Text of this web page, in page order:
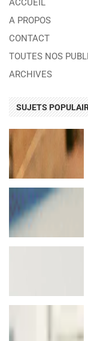
ACCUEIL
A PROPOS
CONTACT
TOUTES NOS
ARCHIVES
SUJETS